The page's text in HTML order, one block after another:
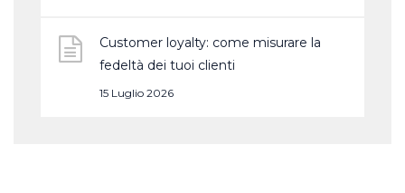
Customer loyalty: come misurare la
fedeltà dei tuoi clienti
15 Luglio 2026